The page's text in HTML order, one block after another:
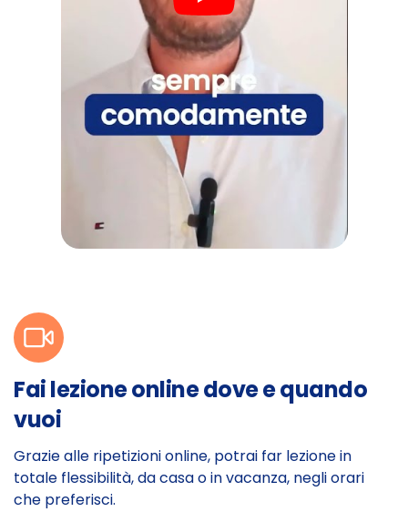
Fai lezione online dove e quando
vuoi
Grazie alle ripetizioni online, potrai far lezione in
totale flessibilità, da casa o in vacanza, negli orari
che preferisci.